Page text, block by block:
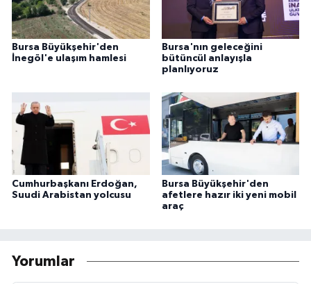
Bursa Büyükşehir'den
İnegöl'e ulaşım hamlesi
Bursa'nın geleceğini
bütüncül anlayışla
planlıyoruz
Cumhurbaşkanı Erdoğan,
Suudi Arabistan yolcusu
Bursa Büyükşehir'den
afetlere hazır iki yeni mobil
araç
Yorumlar